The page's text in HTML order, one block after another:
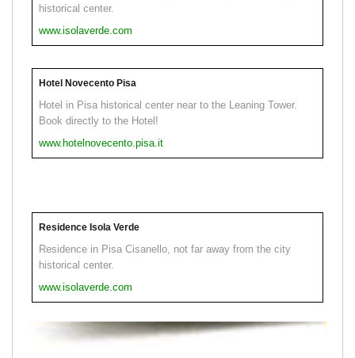
historical center.
www.isolaverde.com
Hotel Novecento Pisa
Hotel in Pisa historical center near to the Leaning Tower.
Book directly to the Hotel!
www.hotelnovecento.pisa.it
Residence Isola Verde
Residence in Pisa Cisanello, not far away from the city
historical center.
www.isolaverde.com